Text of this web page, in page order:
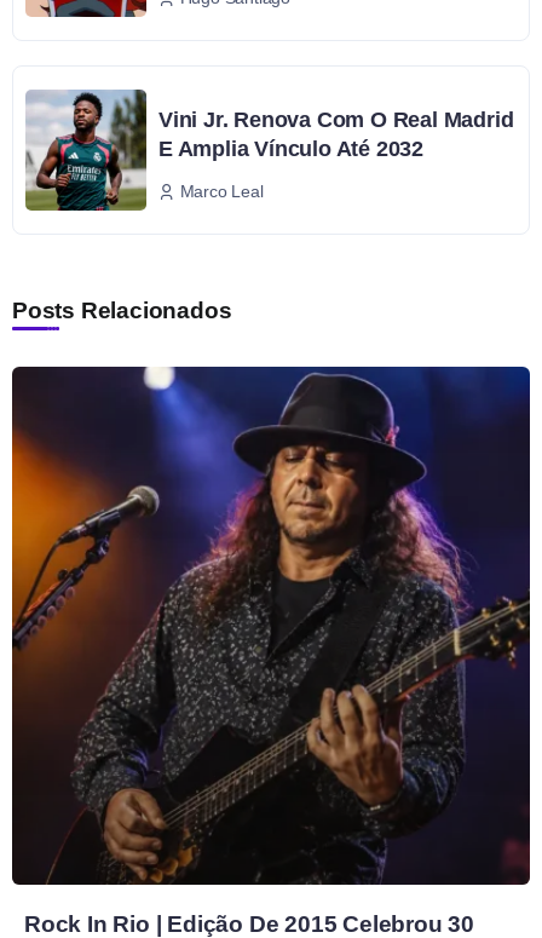
Vini Jr. Renova Com O Real Madrid
E Amplia Vínculo Até 2032
Marco Leal
Posts Relacionados
Rock In Rio | Edição De 2015 Celebrou 30